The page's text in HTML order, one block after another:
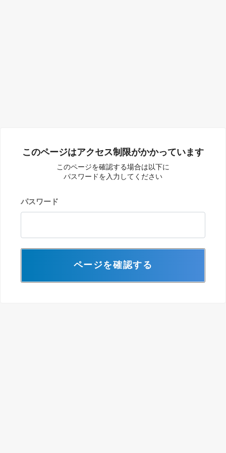
このページはアクセス制限がかかっています
このページを確認する場合は以下に
パスワードを入力してください
パスワード
ページを確認する